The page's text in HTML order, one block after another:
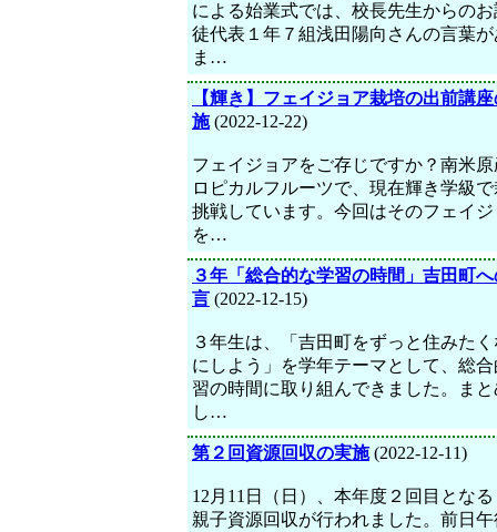
による始業式では、校長先生からの
徒代表１年７組浅田陽向さんの言葉
ま…
【輝き】フェイジョア栽培の出前講
施(2022-12-22)
フェイジョアをご存じですか？南米
ロピカルフルーツで、現在輝き学級
挑戦しています。今回はそのフェイ
を…
３年「総合的な学習の時間」吉田町
言 (2022-12-15)
３年生は、「吉田町をずっと住みた
にしよう」を学年テーマとして、総
習の時間に取り組んできました。ま
し…
第２回資源回収の実施(2022-12-11)
12月11日（日）、本年度２回目とな
親子資源回収が行われました。前日